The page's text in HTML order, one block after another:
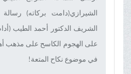
الشیرازي(دامت برکاته)
الشریف الدکتور أحمد الطیب
علی الهجوم الکاسح علی مذهب
في موضوع نکاح المتعة!‌